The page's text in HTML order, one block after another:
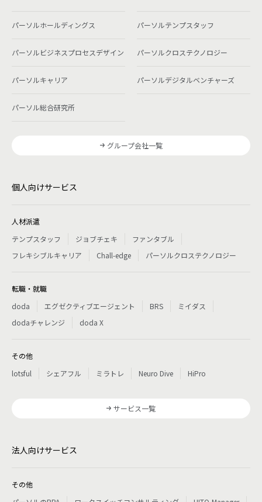
パーソルホールディングス パーソルテンプスタッフ
パーソルビジネスプロセスデザイン パーソルクロステクノロジー
パーソルキャリア パーソルデジタルベンチャーズ
パーソル総合研究所
グループ会社一覧
個人向けサービス
人材派遣
テンプスタッフ
ジョブチェキ
ファンタブル
フレキシブルキャリア
Chall-edge パーソルクロステクノロジー
転職・就職
doda
エグゼクティブエージェント BRS
ミイダス
dodaチャレンジ
doda X
その他
lotsful
シェアフル ミラトレ Neuro Dive HiPro
サービス一覧
法人向けサービス
その他